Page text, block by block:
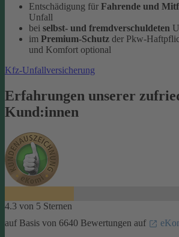
Entschädigung für Fahrende und
Unfall
bei selbst- und fremdverschuldeten
im Premium-Schutz der Pkw-
und Komfort optional
Kfz-Unfallversicherung
Erfahrungen unserer
Kund:innen
4.3 von 5 Sternen
auf Basis von 6640 Bewertungen auf